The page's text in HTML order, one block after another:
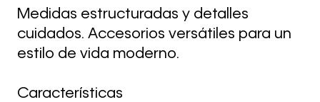
Medidas estructuradas y detalles
cuidados. Accesorios versátiles para un
estilo de vida moderno.
Características